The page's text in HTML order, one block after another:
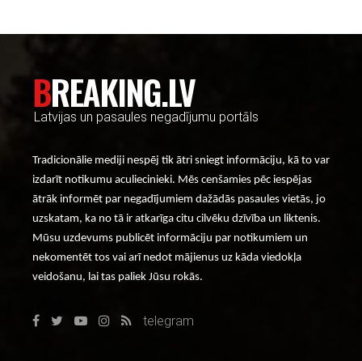
BREAKING.LV
Latvijas un pasaules negadījumu portāls
Tradicionālie mediji nespēj tik ātri sniegt informāciju, kā to var
izdarīt notikumu aculiecinieki. Mēs cenšamies pēc iespējas
ātrāk informēt par negadījumiem dažādās pasaules vietās, jo
uzskatam, ka no tā ir atkarīga citu cilvēku dzīvība un liktenis.
Mūsu uzdevums publicēt informāciju par notikumiem un
nekomentēt tos vai arī nedot mājienus uz kāda viedokļa
veidošanu, lai tas paliek Jūsu rokās.
telegram